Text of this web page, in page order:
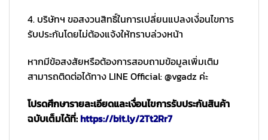
4. บริษัทฯ ขอสงวนสิทธิ์ในการเปลี่ยนแปลงเงื่อนไขการ
รับประกันโดยไม่ต้องแจ้งให้ทราบล่วงหน้า
หากมีข้อสงสัยหรือต้องการสอบถามข้อมูลเพิ่มเติม
สามารถติดต่อได้ทาง LINE Official: @vgadz ค่ะ
โปรดศึกษารายละเอียดและเงื่อนไขการรับประกันสินค้า
ฉบับเต็มได้ที่:https://bit.ly/2Tt2Rr7